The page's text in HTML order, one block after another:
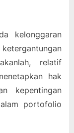
kelonggaran
relatif
hak
kepentingan
portofolio